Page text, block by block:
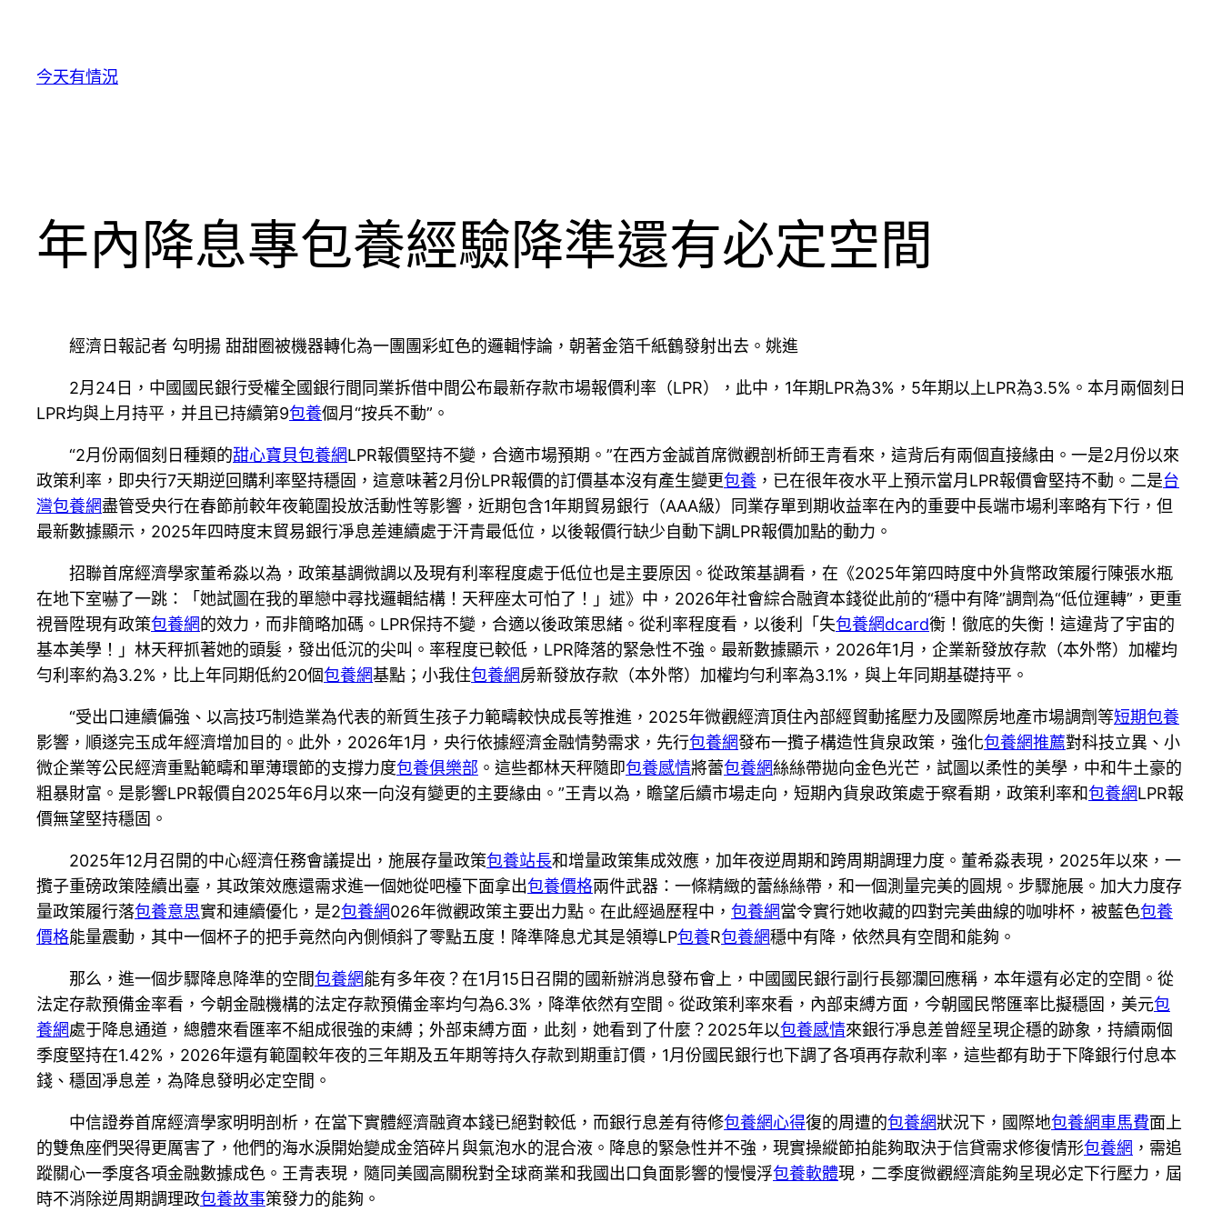
今天有情況
年內降息專包養經驗降準還有必定空間
經濟日報記者 勾明揚 甜甜圈被機器轉化為一團團彩虹色的邏輯悖論，朝著金箔千紙鶴發射出去。姚進
2月24日，中國國民銀行受權全國銀行間同業拆借中間公布最新存款市場報價利率（LPR），此中，1年期LPR為3%，5年期以上LPR為3.5%。本月兩個刻日
LPR均與上月持平，并且已持續第9包養個月“按兵不動”。
“2月份兩個刻日種類的甜心寶貝包養網LPR報價堅持不變，合適市場預期。”在西方金誠首席微觀剖析師王青看來，這背后有兩個直接緣由。一是2月份以來
政策利率，即央行7天期逆回購利率堅持穩固，這意味著2月份LPR報價的訂價基本沒有產生變更包養 ，已在很年夜水平上預示當月LPR報價會堅持不動。二是台
灣包養網盡管受央行在春節前較年夜範圍投放活動性等影響，近期包含1年期貿易銀行（AAA級）同業存單到期收益率在內的重要中長端市場利率略有下行，但
最新數據顯示，2025年四時度末貿易銀行凈息差連續處于汗青最低位，以後報價行缺少自動下調LPR報價加點的動力。
招聯首席經濟學家董希淼以為，政策基調微調以及現有利率程度處于低位也是主要原因。從政策基調看，在《2025年第四時度中外貨幣政策履行陳張水瓶
在地下室嚇了一跳：「她試圖在我的單戀中尋找邏輯結構！天秤座太可怕了！」述》中，2026年社會綜合融資本錢從此前的“穩中有降”調劑為“低位運轉”，更重
視晉陞現有政策包養網的效力，而非簡略加碼。LPR保持不變，合適以後政策思緒。從利率程度看，以後利「失包養網dcard衡！徹底的失衡！這違背了宇宙的
基本美學！」林天秤抓著她的頭髮，發出低沉的尖叫。率程度已較低，LPR降落的緊急性不強。最新數據顯示，2026年1月，企業新發放存款（本外幣）加權均
勻利率約為3.2%，比上年同期低約20個包養網基點；小我住包養網房新發放存款（本外幣）加權均勻利率為3.1%，與上年同期基礎持平。
“受出口連續偏強、以高技巧制造業為代表的新質生孩子力範疇較快成長等推進，2025年微觀經濟頂住內部經貿動搖壓力及國際房地產市場調劑等短期包養
影響，順遂完玉成年經濟增加目的。此外，2026年1月，央行依據經濟金融情勢需求，先行包養網發布一攬子構造性貨泉政策，強化包養網推薦對科技立異、小
微企業等公民經濟重點範疇和單薄環節的支撐力度包養俱樂部 。這些都林天秤隨即包養感情將蕾包養網絲絲帶拋向金色光芒，試圖以柔性的美學，中和牛土豪的
粗暴財富。是影響LPR報價自2025年6月以來一向沒有變更的主要緣由。”王青以為，瞻望后續市場走向，短期內貨泉政策處于察看期，政策利率和包養網LPR報
價無望堅持穩固。
2025年12月召開的中心經濟任務會議提出，施展存量政策包養站長和增量政策集成效應，加年夜逆周期和跨周期調理力度。董希淼表現，2025年以來，一
攬子重磅政策陸續出臺，其政策效應還需求進一個她從吧檯下面拿出包養價格兩件武器：一條精緻的蕾絲絲帶，和一個測量完美的圓規。步驟施展。加大力度存
量政策履行落包養意思實和連續優化，是2包養網026年微觀政策主要出力點。在此經過歷程中， 包養網當令實行她收藏的四對完美曲線的咖啡杯，被藍色包養
價格能量震動，其中一個杯子的把手竟然向內側傾斜了零點五度！降準降息尤其是領導LP包養R包養網穩中有降，依然具有空間和能夠。
那么，進一個步驟降息降準的空間包養網能有多年夜？在1月15日召開的國新辦消息發布會上，中國國民銀行副行長鄒瀾回應稱，本年還有必定的空間。從
法定存款預備金率看，今朝金融機構的法定存款預備金率均勻為6.3%，降準依然有空間。從政策利率來看，內部束縛方面，今朝國民幣匯率比擬穩固，美元包
養網處于降息通道，總體來看匯率不組成很強的束縛；外部束縛方面，此刻，她看到了什麼？2025年以包養感情來銀行凈息差曾經呈現企穩的跡象，持續兩個
季度堅持在1.42%，2026年還有範圍較年夜的三年期及五年期等持久存款到期重訂價，1月份國民銀行也下調了各項再存款利率，這些都有助于下降銀行付息本
錢、穩固凈息差，為降息發明必定空間。
中信證券首席經濟學家明明剖析，在當下實體經濟融資本錢已絕對較低，而銀行息差有待修包養網心得復的周遭的包養網狀況下，國際地包養網車馬費面上
的雙魚座們哭得更厲害了，他們的海水淚開始變成金箔碎片與氣泡水的混合液。降息的緊急性并不強，現實操縱節拍能夠取決于信貸需求修復情形包養網 ，需追
蹤關心一季度各項金融數據成色。王青表現，隨同美國高關稅對全球商業和我國出口負面影響的慢慢浮包養軟體現，二季度微觀經濟能夠呈現必定下行壓力，屆
時不消除逆周期調理政包養故事策發力的能夠。